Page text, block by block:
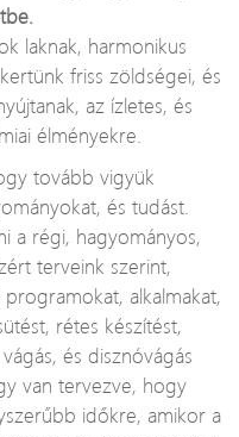
laknak, harmonikus
friss zöldségei, és
az ízletes, és
élményekre.
tovább vigyük
és tudást.
a régi, hagyományos,
terveink szerint,
alkalmakat,
rétes készítést,
és disznóvágás
van tervezve, hogy
időkre, amikor a